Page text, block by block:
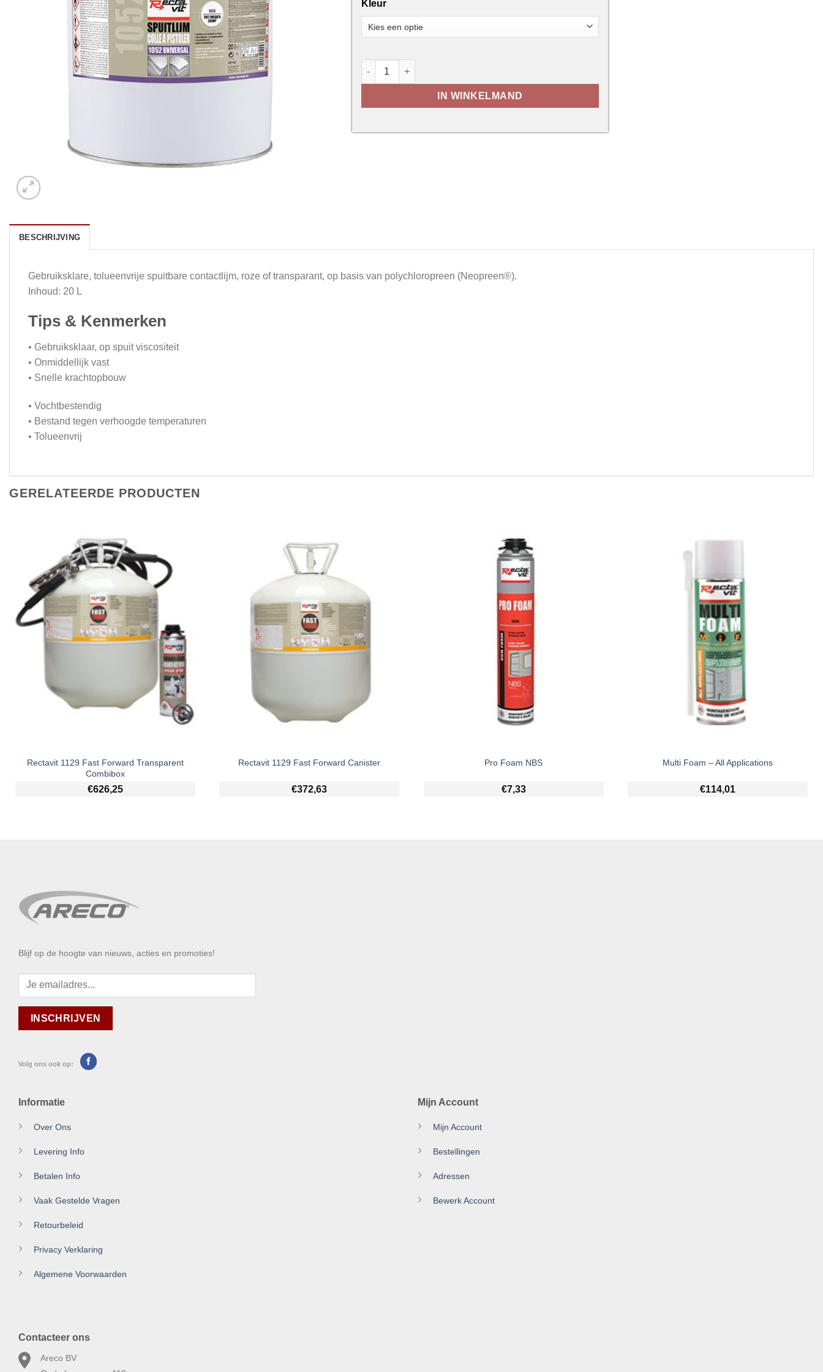
Kleur
Rectavit 1052 Universal aantal
IN WINKELMAND
BESCHRIJVING
Gebruiksklare, tolueenvrije spuitbare contactlijm, roze of transparant, op basis van polychloropreen (Neopreen®).
Inhoud: 20 L
Tips & Kenmerken
• Gebruiksklaar, op spuit viscositeit
• Onmiddellijk vast
• Snelle krachtopbouw
• Vochtbestendig
• Bestand tegen verhoogde temperaturen
• Tolueenvrij
GERELATEERDE PRODUCTEN
Rectavit 1129 Fast Forward Transparent
Combibox
€626,25
Rectavit 1129 Fast Forward Canister
€372,63
Pro Foam NBS
€7,33
Multi Foam – All Applications
€114,01
Blijf op de hoogte van nieuws, acties en promoties!
Volg ons ook op:
Informatie
Over Ons
Levering Info
Betalen Info
Vaak Gestelde Vragen
Retourbeleid
Privacy Verklaring
Algemene Voorwaarden
Mijn Account
Mijn Account
Bestellingen
Adressen
Bewerk Account
Contacteer ons
Areco BV